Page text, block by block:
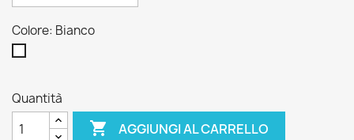
Colore: Bianco
Quantità
 AGGIUNGI AL CARRELLO